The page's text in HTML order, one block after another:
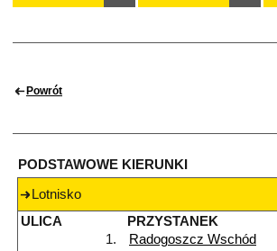
Powrót
PODSTAWOWE KIERUNKI
Lotnisko
ULICA
PRZYSTANEK
1.
Radogoszcz Wschód